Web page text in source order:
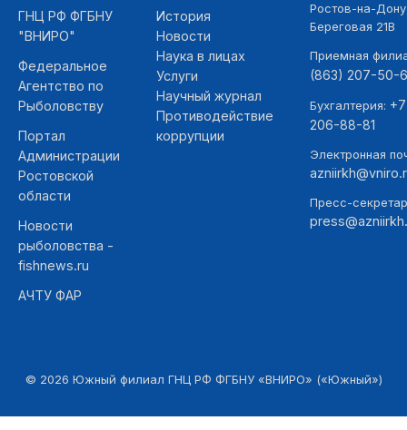
ГНЦ РФ ФГБНУ
"ВНИРО"
Федеральное
Агентство по
Рыболовству
Портал
Администрации
Ростовской
области
Новости
рыболовства -
fishnews.ru
АЧТУ ФАР
История
Новости
Наука в лицах
Услуги
Научный журнал
Противодействие
коррупции
Ростов-на-
Береговая 21В
Приемная
(863) 207-50-
Бухгалтерия:
206-88-81
Электронная
Пресс-
© 2026 Южный филиал ГНЦ РФ ФГБНУ «ВНИРО» («Южный»)